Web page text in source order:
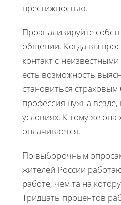
престижностью.
Проанализируйте
общении. Когда вы
контакт с
есть возможность
становиться
профессия нужна
условиях. К тому же
оплачивается.
По выборочным
жителей России
работе, чем та на
Тридцать процентов